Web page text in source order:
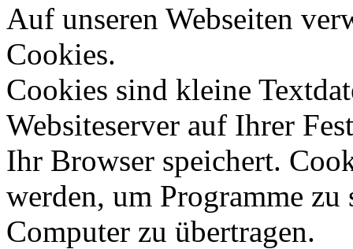
Auf unseren Webseiten
Cookies.
Cookies sind kleine
Websiteserver auf Ihrer
Ihr Browser speichert.
werden, um Programme
Computer zu übertragen.